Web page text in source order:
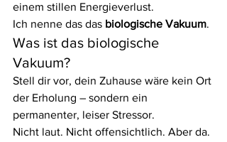
einem stillen Energieverlust.
Ich nenne das das biologische Vakuum.
Was ist das biologische
Vakuum?
Stell dir vor, dein Zuhause wäre kein Ort
der Erholung – sondern ein
permanenter, leiser Stressor.
Nicht laut. Nicht offensichtlich. Aber da.